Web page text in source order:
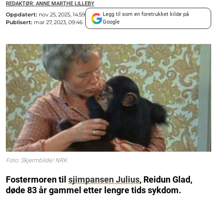
REDAKTØR: ANNE MARTHE LILLEBY
Oppdatert: nov 25, 2025, 14:59
Publisert: mar 27, 2023, 09:46
Legg til som en foretrukket kilde på
Google
Foto: Skjermbilde/ NRK
Fostermoren til sjimpansen Julius, Reidun Glad,
døde 83 år gammel etter lengre tids sykdom.